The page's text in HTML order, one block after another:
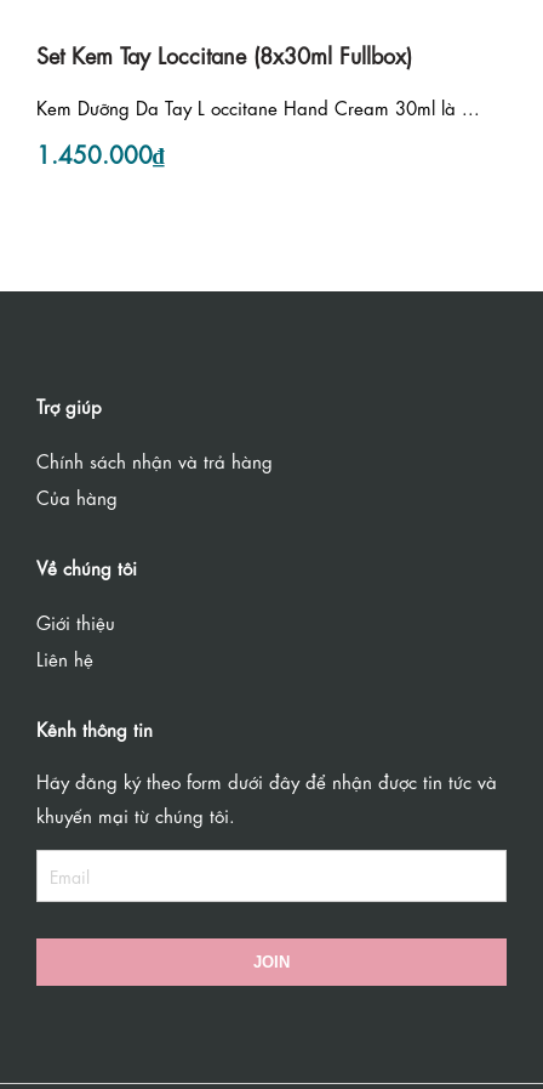
Set Kem Tay Loccitane (8x30ml Fullbox)
Kem Dưỡng Da Tay L occitane Hand Cream 30ml là ...
1.450.000₫
Trợ giúp
Chính sách nhận và trả hàng
Của hàng
Về chúng tôi
Giới thiệu
Liên hệ
Kênh thông tin
Hãy đăng ký theo form dưới đây để nhận được tin tức và
khuyến mại từ chúng tôi.
JOIN